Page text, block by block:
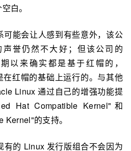
白。
可能会让人感到有些意外，该公
誉仍然不大好；但该公司的
以来确实都是基于红帽的，
红帽的基础上运行的。与其他
Linux通过自己的增强功能提
Hat Compatible Kernel"和
Kernel"的支持。
有的 Linux 发行版组合不会因为